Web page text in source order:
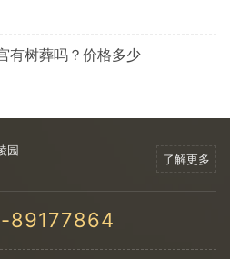
有树葬吗？价格多少
园
了解更多
89177864